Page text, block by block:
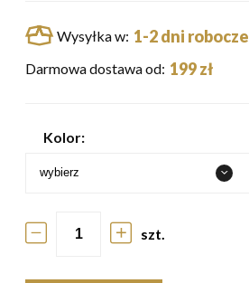
Wysyłka w: 1-2 dni robocze
Darmowa dostawa od: 199 zł
Kolor:
szt.